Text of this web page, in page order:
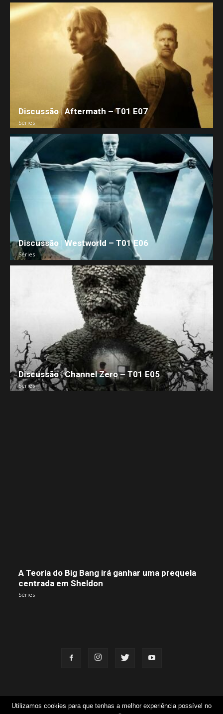
Discussão | Aftermath – T01 E07
Séries
Discussão | Westworld – T01 E06
Séries
Discussão | Channel Zero – T01 E05
Séries
A Teoria do Big Bang irá ganhar uma prequela
centrada em Sheldon
Séries
Equipa Contacto FAQ Candidaturas Termos e Condições
Utilizamos cookies para que tenhas a melhor experiência possível no